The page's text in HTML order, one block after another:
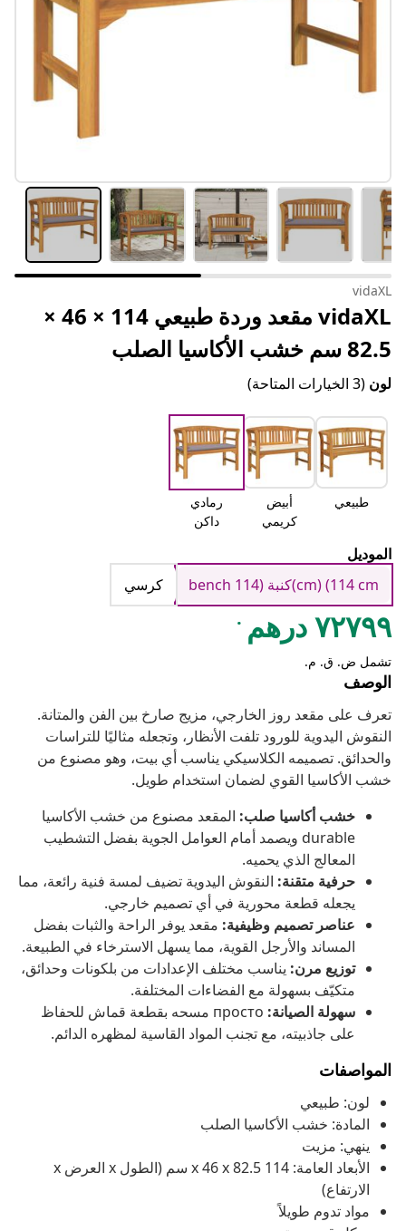
vidaXL
vidaXL مقعد وردة طبيعي 114 × 46 ×
82.5 سم خشب الأكاسيا الصلب
لون (3 الخيارات المتاحة)
طبيعي
أبيض
كريمي
رمادي
داكن
الموديل
cm) (114 cm)كنبة (114 bench
كرسي
٧٢٧٩٩ درهم .
تشمل ض. ق. م.
الوصف
تعرف على مقعد روز الخارجي، مزيج صارخ بين الفن والمتانة.
النقوش اليدوية للورود تلفت الأنظار، وتجعله مثاليًا للتراسات
والحدائق. تصميمه الكلاسيكي يناسب أي بيت، وهو مصنوع من
خشب الأكاسيا القوي لضمان استخدام طويل.
خشب أكاسيا صلب: المقعد مصنوع من خشب الأكاسيا
durable ويصمد أمام العوامل الجوية بفضل التشطيب
المعالج الذي يحميه.
حرفية متقنة: النقوش اليدوية تضيف لمسة فنية رائعة، مما
يجعله قطعة محورية في أي تصميم خارجي.
عناصر تصميم وظيفية: مقعد يوفر الراحة والثبات بفضل
المساند والأرجل القوية، مما يسهل الاسترخاء في الطبيعة.
توزيع مرن: يناسب مختلف الإعدادات من بلكونات وحدائق،
متكيّف بسهولة مع الفضاءات المختلفة.
سهولة الصيانة:
просто مسحه بقطعة قماش للحفاظ
على جاذبيته، مع تجنب المواد القاسية لمظهره الدائم.
المواصفات
لون: طبيعي
المادة: خشب الأكاسيا الصلب
ينهي: مزيت
الأبعاد العامة: 114 x 46 x 82.5 سم (الطول x العرض x
الارتفاع)
مواد تدوم طويلاً